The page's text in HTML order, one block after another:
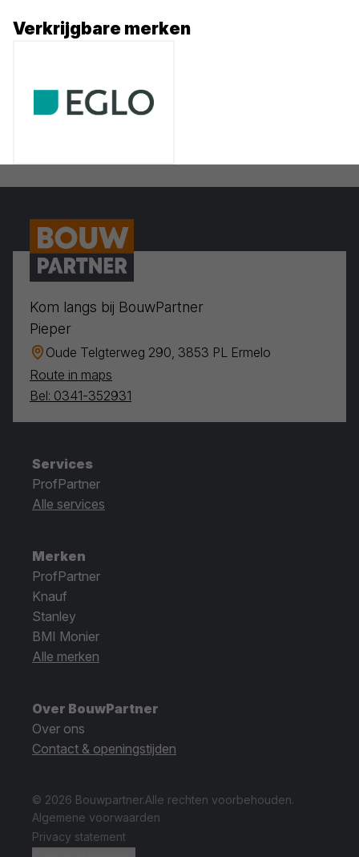
Verkrijgbare merken
Kom langs bij BouwPartner
Pieper
Oude Telgterweg 290, 3853 PL Ermelo
Route in maps
Bel: 0341-352931
Services
ProfPartner
Alle services
Merken
ProfPartner
Knauf
Stanley
BMI Monier
Alle merken
Over BouwPartner
Over ons
Contact & openingstijden
© 2026 Bouwpartner.Alle rechten voorbehouden.
Algemene voorwaarden
Privacy statement